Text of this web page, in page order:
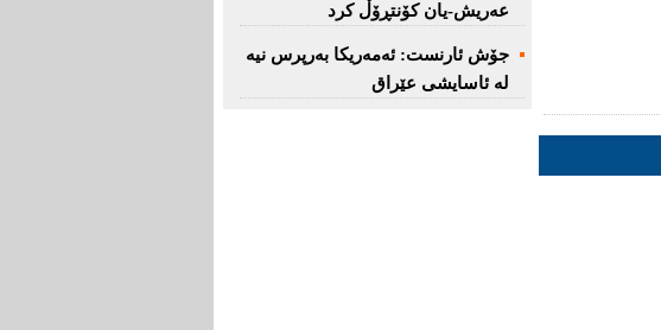
عەریش-یان كۆنتڕۆڵ كرد
جۆش ئارنست: ئەمەریكا بەرپرس نیە
لە ئاسایشی عێراق